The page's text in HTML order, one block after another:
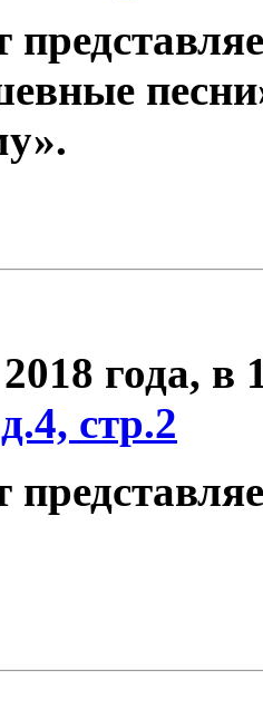
песни
».
года, в
стр.2